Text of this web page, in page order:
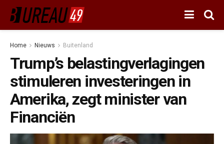
Home Nieuws Buitenland
Trump’s belastingverlagingen
stimuleren investeringen in
Amerika, zegt minister van
Financiën